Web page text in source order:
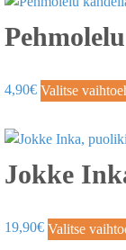
4,90€ Valitse
Jokke
19,90€ Valitse